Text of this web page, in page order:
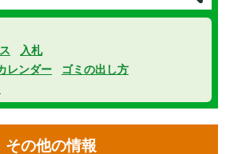
入札
レンダー
ゴミの出し方
その他の情報